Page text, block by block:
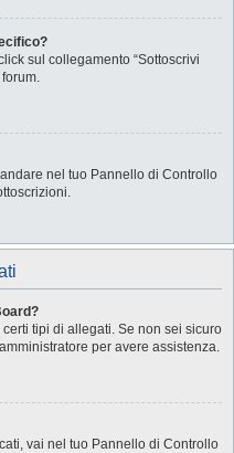
sul collegamento “Sottoscrivi
nel tuo Pannello di Controllo
tipi di allegati. Se non sei sicuro
per avere assistenza.
vai nel tuo Pannello di Controllo